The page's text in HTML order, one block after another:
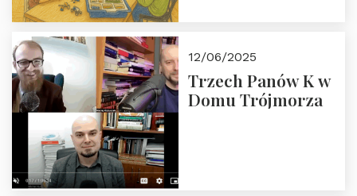
Fundacji
12/06/2025
Trzech Panów K w
Domu Trójmorza